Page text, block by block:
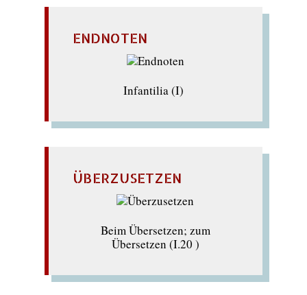
ENDNOTEN
Infantilia (I)
ÜBERZUSETZEN
Beim Übersetzen; zum
Übersetzen (I.20 )